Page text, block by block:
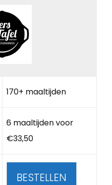
170+ maaltijden
6 maaltijden voor
€33,50
BESTELLEN